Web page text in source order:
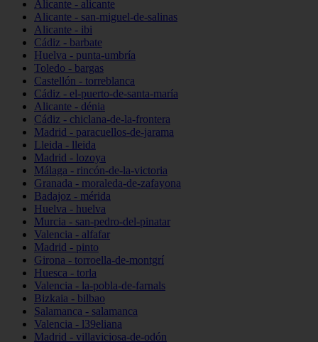
Alicante - alicante
Alicante - san-miguel-de-salinas
Alicante - ibi
Cádiz - barbate
Huelva - punta-umbría
Toledo - bargas
Castellón - torreblanca
Cádiz - el-puerto-de-santa-maría
Alicante - dénia
Cádiz - chiclana-de-la-frontera
Madrid - paracuellos-de-jarama
Lleida - lleida
Madrid - lozoya
Málaga - rincón-de-la-victoria
Granada - moraleda-de-zafayona
Badajoz - mérida
Huelva - huelva
Murcia - san-pedro-del-pinatar
Valencia - alfafar
Madrid - pinto
Girona - torroella-de-montgrí
Huesca - torla
Valencia - la-pobla-de-farnals
Bizkaia - bilbao
Salamanca - salamanca
Valencia - l39eliana
Madrid - villaviciosa-de-odón